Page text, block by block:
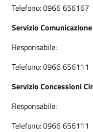
Telefono: 0966 656167
Servizio
Responsabile:
Telefono: 0966 656111
Servizio Concessioni
Responsabile:
Telefono: 0966 656111